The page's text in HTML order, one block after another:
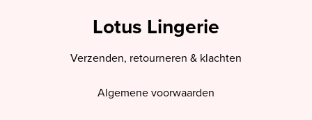
Lotus Lingerie
Verzenden, retourneren & klachten
Algemene voorwaarden